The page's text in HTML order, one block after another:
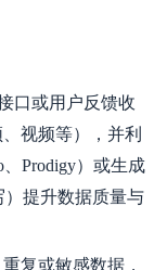
口或用户反馈收
视频等），并利
Prodigy）或生成
提升数据质量与
复或敏感数据，